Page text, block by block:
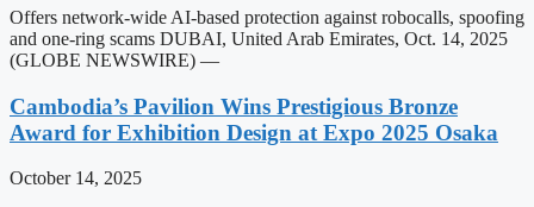
Offers network-wide AI-based protection against robocalls, spoofing
and one-ring scams DUBAI, United Arab Emirates, Oct. 14, 2025
(GLOBE NEWSWIRE) —
Cambodia’s Pavilion Wins Prestigious Bronze
Award for Exhibition Design at Expo 2025 Osaka
October 14, 2025